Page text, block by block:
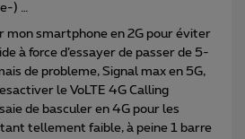
) …
mon smartphone en 2G pour éviter
à force d’essayer de passer de 5-
de probleme, Signal max en 5G,
le VoLTE 4G Calling
de basculer en 4G pour les
tellement faible, à peine 1 barre